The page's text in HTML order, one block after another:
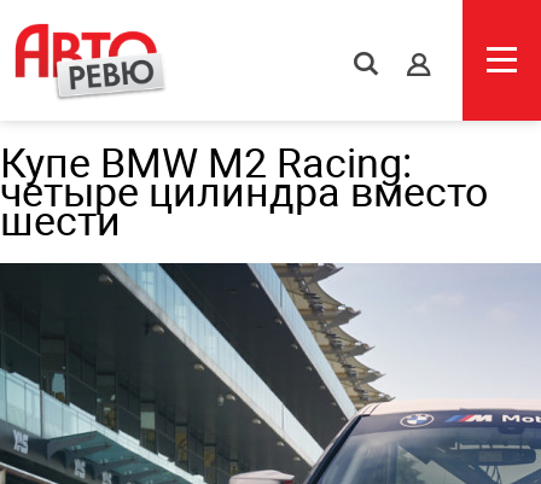
s
Купе BMW M2 Racing:
четыре цилиндра вместо
шести